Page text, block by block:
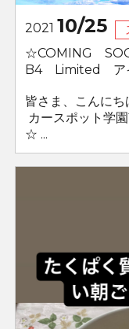
2021 10/25
☆COMING
B4 Limited ア
皆さま、こんに
カースポット学
☆ ...